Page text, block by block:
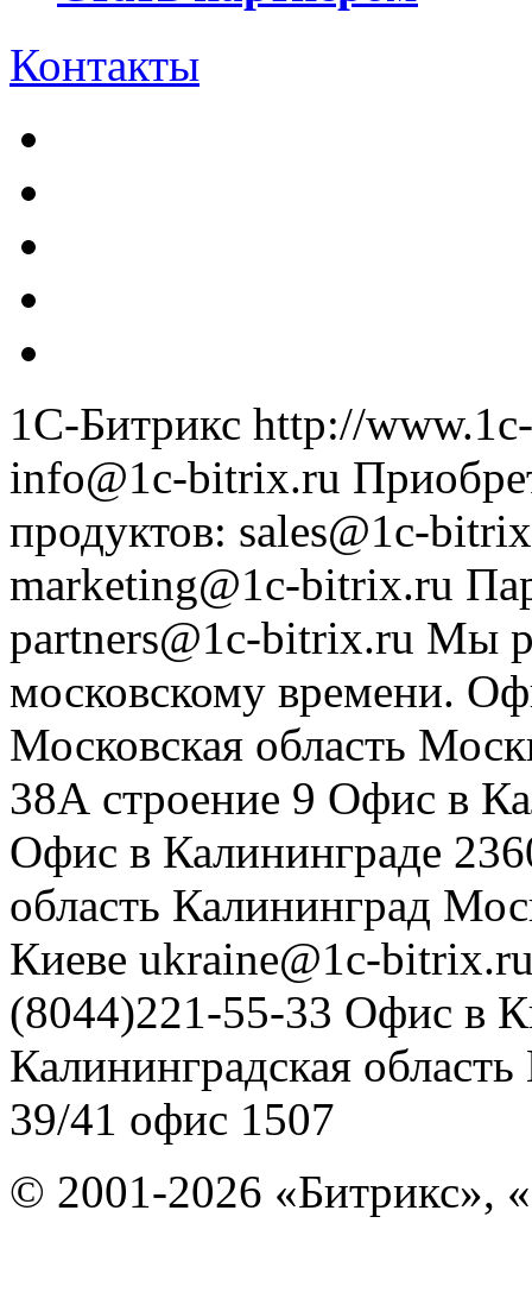
Контакты
1С-Битрикс http://
info@1c-bitrix.ru
продуктов: sales@1c-
marketing@1c-bitrix.ru
partners@1c-bitrix.ru Мы
московскому времени.
Московская область
38А строение 9 Офис в
Офис в Калининграде
область Калининград
Киеве ukraine@1c-
(8044)221-55-33 Офис в
Калининградская область
39/41 офис 1507
© 2001-2026 «Битрикс»,